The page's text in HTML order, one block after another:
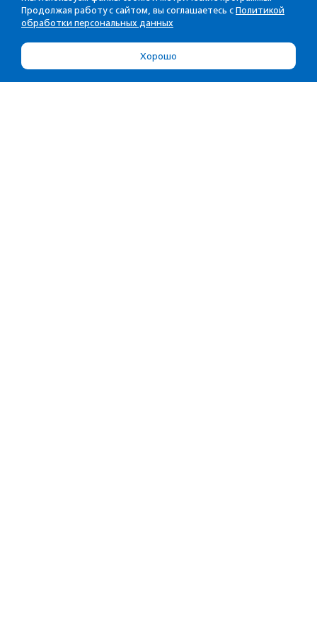
Продолжая работу с сайтом, вы соглашаетесь с Политикой
обработки персональных данных
Хорошо